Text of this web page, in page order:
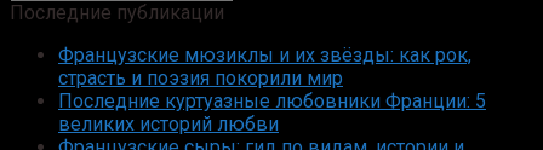
Последние публикации
Французские мюзиклы и их звёзды: как рок,
страсть и поэзия покорили мир
Последние куртуазные любовники Франции: 5
великих историй любви